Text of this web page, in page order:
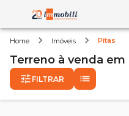
Home Imóveis Pitas
Terreno à venda em
FILTRAR